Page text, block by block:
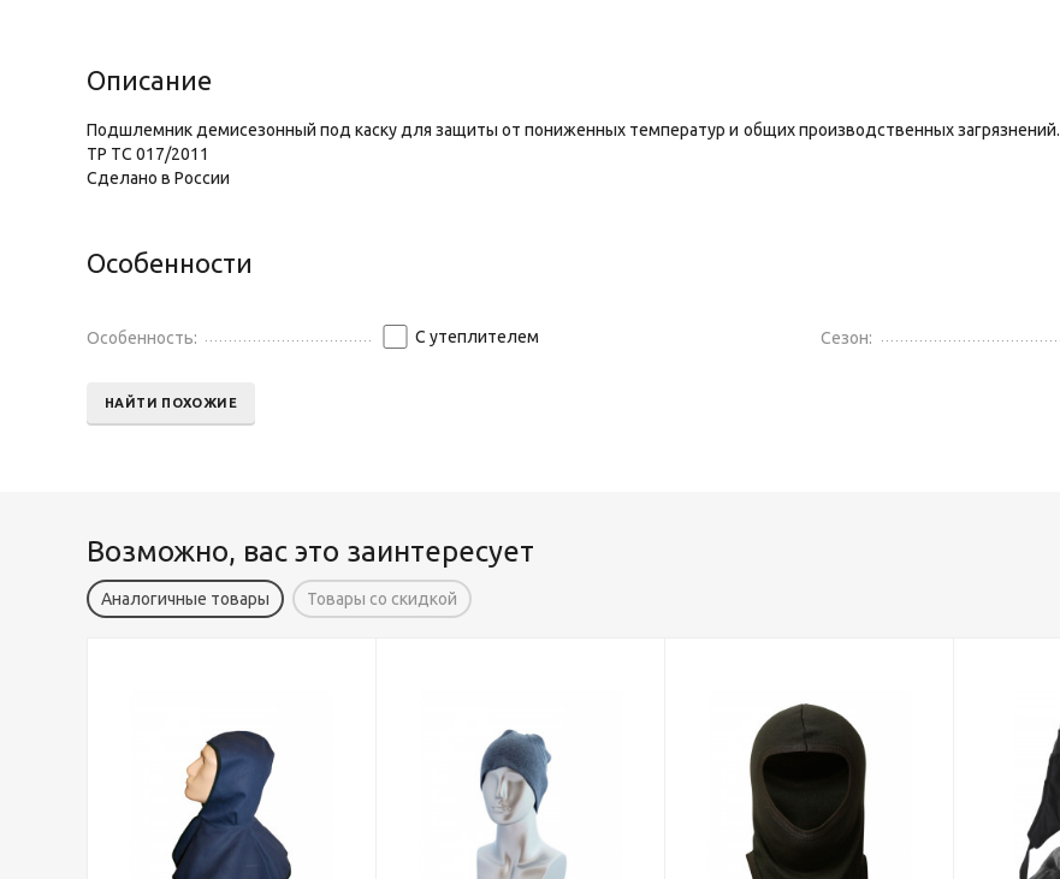
Описание
Подшлемник демисезонный под каску для защиты от пониженных температур и общих производственных загрязнений.
ТР ТС 017/2011
Сделано в России
Особенности
Особенность: С утеплителем Сезон:
НАЙТИ ПОХОЖИЕ
Возможно, вас это заинтересует
Аналогичные товары Товары со скидкой